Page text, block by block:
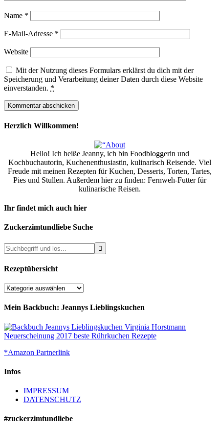
Name *
E-Mail-Adresse *
Website
Mit der Nutzung dieses Formulars erklärst du dich mit der
Speicherung und Verarbeitung deiner Daten durch diese Website
einverstanden. *
Herzlich Willkommen!
Hello! Ich heiße Jeanny, ich bin Foodbloggerin und
Kochbuchautorin, Kuchenenthusiastin, kulinarisch Reisende. Viel
Freude mit meinen Rezepten für Kuchen, Desserts, Torten, Tartes,
Pies und Stullen. Außerdem hier zu finden: Fernweh-Futter für
kulinarische Reisen.
Ihr findet mich auch hier
Zuckerzimtundliebe Suche
Rezeptübersicht
Rezeptübersicht
Mein Backbuch: Jeannys Lieblingskuchen
*Amazon Partnerlink
Infos
IMPRESSUM
DATENSCHUTZ
#zuckerzimtundliebe